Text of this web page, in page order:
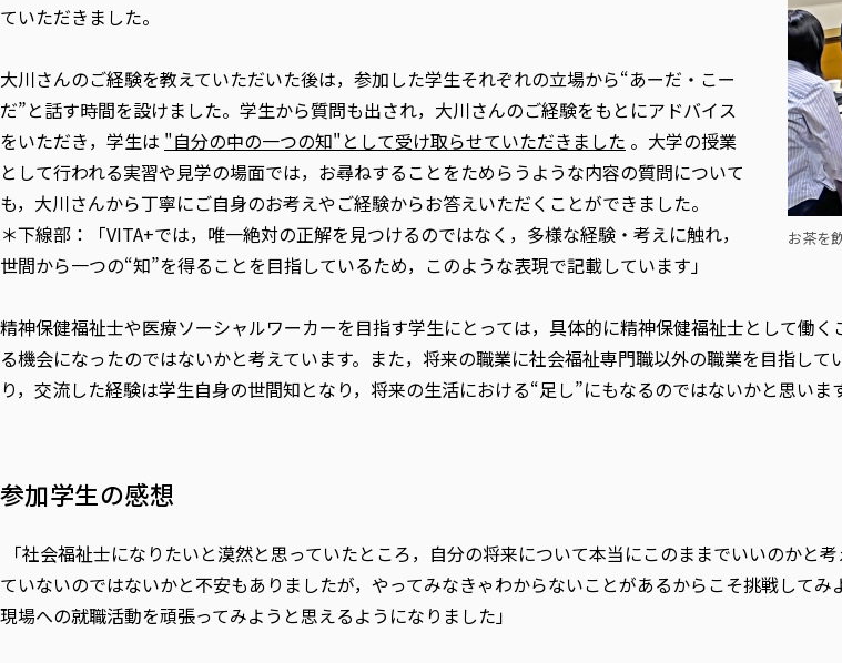
お茶を
ていただきました。
大川さんのご経験を教えていただいた後は，参加した学生それぞれの立場から“あーだ・こー
だ”と話す時間を設けました。学生から質問も出され，大川さんのご経験をもとにアドバイス
をいただき，学生は "自分の中の一つの知"として受け取らせていただきました 。大学の授業
として行われる実習や見学の場面では，お尋ねすることをためらうような内容の質問について
も，大川さんから丁寧にご自身のお考えやご経験からお答えいただくことができました。
＊下線部：「VITA+では，唯一絶対の正解を見つけるのではなく，多様な経験・考えに触れ，
世間から一つの“知”を得ることを目指しているため，このような表現で記載しています」
精神保健福祉士や医療ソーシャルワーカーを目指す学生にとっては，具体的に精神保健福祉士として働
る機会になったのではないかと考えています。また，将来の職業に社会福祉専門職以外の職業を目指し
り，交流した経験は学生自身の世間知となり，将来の生活における“足し”にもなるのではないかと思います
参加学生の感想
「社会福祉士になりたいと漠然と思っていたところ，自分の将来について本当にこのままでいいのかと
ていないのではないかと不安もありましたが，やってみなきゃわからないことがあるからこそ挑戦して
現場への就職活動を頑張ってみようと思えるようになりました」